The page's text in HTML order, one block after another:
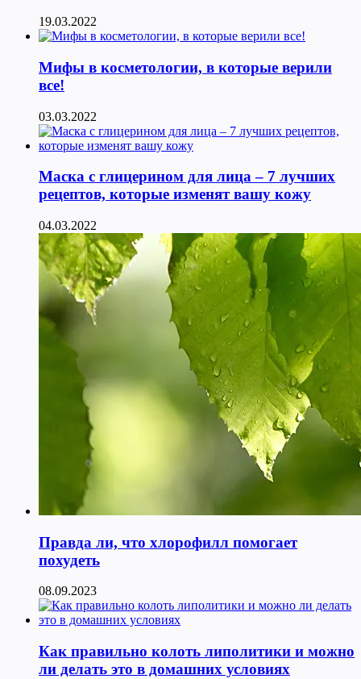
19.03.2022
Мифы в косметологии, в которые верили
все!
03.03.2022
Маска с глицерином для лица – 7 лучших
рецептов, которые изменят вашу кожу
04.03.2022
Правда ли, что хлорофилл помогает
похудеть
08.09.2023
Как правильно колоть липолитики и можно
ли делать это в домашних условиях